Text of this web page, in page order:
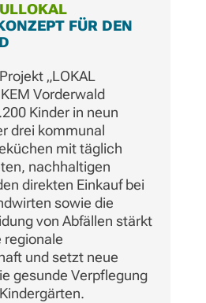
FÜR DEN
„LOKAL
Vorderwald
Kinder in neun
drei kommunal
mit täglich
nachhaltigen
direkten Einkauf bei
sowie die
von Abfällen stärkt
regionale
und setzt neue
gesunde Verpflegung